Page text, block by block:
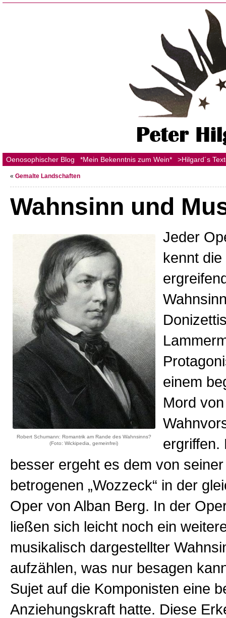
Oenosophischer Blog *Mein Bekenntnis zum Wein* >Hilgard´s
« Gemalte Landschaften
Wahnsinn und
Robert Schumann: Romantrik am Rande des Wahnsinns?
(Foto: Wickipedia, gemeinfrei)
Jeder
kennt
einem
Mord von
ergriffen.
besser ergeht es dem von
betrogenen „Wozzeck“ in der
Oper von Alban Berg. In der
ließen sich leicht noch ein
musikalisch dargestellter
aufzählen, was nur besagen
Sujet auf die Komponisten eine
Anziehungskraft hatte. Diese